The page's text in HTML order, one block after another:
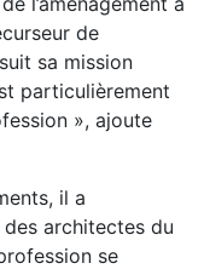
de
sa mission
particulièrement
», ajoute
il a
des architectes du
se